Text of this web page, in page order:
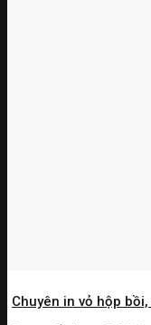
Chuyên in vỏ hộp